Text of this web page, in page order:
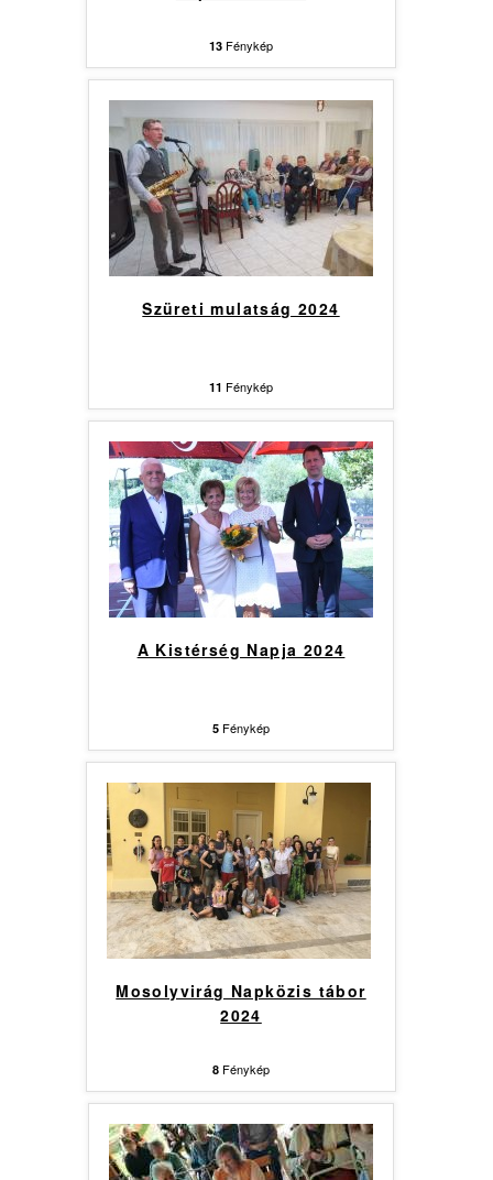
13 Fénykép
Szüreti mulatság 2024
11 Fénykép
A Kistérség Napja 2024
5 Fénykép
Mosolyvirág Napközis tábor
2024
8 Fénykép